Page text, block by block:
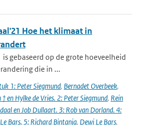
Hoe het klimaat in
is gebaseerd op de grote hoeveelheid
die in ...
1: Peter Siegmund, Bernadet Overbeek,
en Hylke de Vries. 2: Peter Siegmund, Rein
en Job Dullaart. 3: Rob van Dorland. 4:
Bars. 5: Richard Bintanja, Dewi Le Bars,